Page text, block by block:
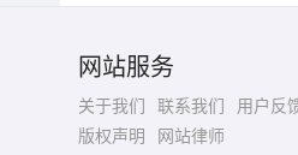
网站服务
关于我们 联系我们
用户反
版权声明
网站律师